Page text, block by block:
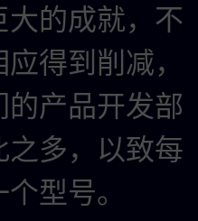
大的成就，不
得到削减，
产品开发部
之多，以致每
型号。